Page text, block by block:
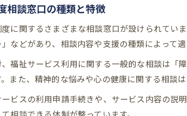
相談窓口の種類と特徴
に関するさまざまな相談窓口が設けられてい
などがあり、相談内容や支援の種類によって
福祉サービス利用に関する一般的な相談は
また、精神的な悩みや心の健康に関する相談
ビスの利用申請手続きや、サービス内容の説